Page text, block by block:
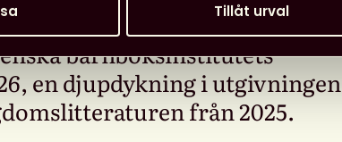
Tillåt urval
barnboksinstitutets
en djupdykning i utgivningen
från 2025.